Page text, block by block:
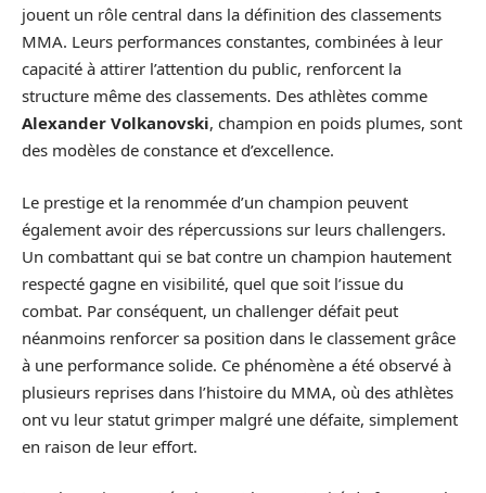
jouent un rôle central dans la définition des classements
MMA. Leurs performances constantes, combinées à leur
capacité à attirer l’attention du public, renforcent la
structure même des classements. Des athlètes comme
Alexander Volkanovski, champion en poids plumes, sont
des modèles de constance et d’excellence.
Le prestige et la renommée d’un champion peuvent
également avoir des répercussions sur leurs challengers.
Un combattant qui se bat contre un champion hautement
respecté gagne en visibilité, quel que soit l’issue du
combat. Par conséquent, un challenger défait peut
néanmoins renforcer sa position dans le classement grâce
à une performance solide. Ce phénomène a été observé à
plusieurs reprises dans l’histoire du MMA, où des athlètes
ont vu leur statut grimper malgré une défaite, simplement
en raison de leur effort.